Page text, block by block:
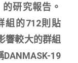
研究報告。
組的712則貼
響較大的群組
19